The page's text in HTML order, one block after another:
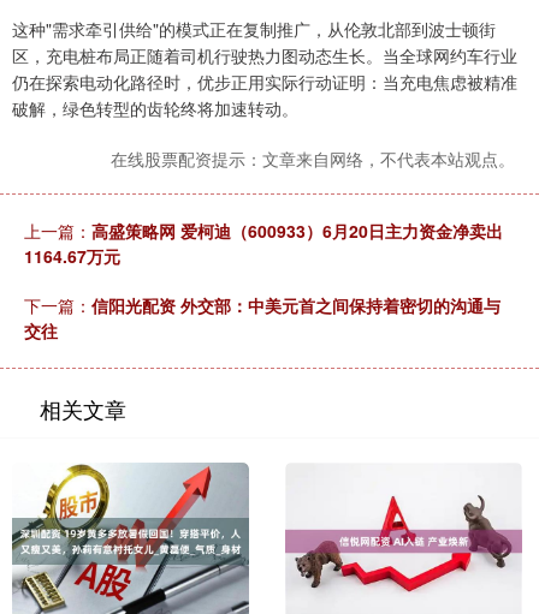
这种"需求牵引供给"的模式正在复制推广，从伦敦北部到波士顿街
区，充电桩布局正随着司机行驶热力图动态生长。当全球网约车行业
仍在探索电动化路径时，优步正用实际行动证明：当充电焦虑被精准
破解，绿色转型的齿轮终将加速转动。
在线股票配资提示：文章来自网络，不代表本站观点。
上一篇： 高盛策略网 爱柯迪（600933）6月20日主力资金净卖出
1164.67万元
下一篇： 信阳光配资 外交部：中美元首之间保持着密切的沟通与
交往
相关文章